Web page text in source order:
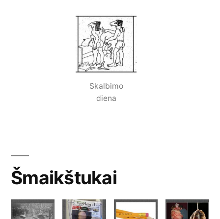
Skalbimo
diena
Šmaikštukai